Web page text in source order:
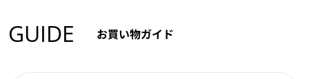
GUIDE お買い物ガイド